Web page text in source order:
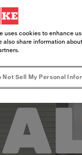
en begeleidt
uses cookies to enhance
also share information
Not Sell My Personal